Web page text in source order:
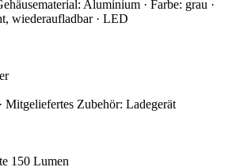
Aluminium · Farbe: grau ·
wiederaufladbar · LED
Mitgeliefertes Zubehör: Ladegerät